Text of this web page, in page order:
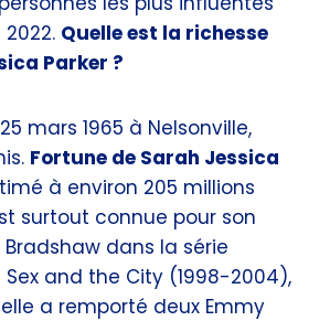
Quelle est la richesse
Parker ?
mars 1965 à Nelsonville,
Fortune de Sarah Jessica
à environ 205 millions
surtout connue pour son
dans la série
Sex and the City (1998-2004),
a remporté deux Emmy